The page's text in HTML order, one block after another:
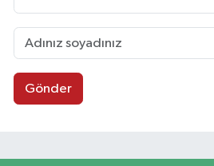
Gönder